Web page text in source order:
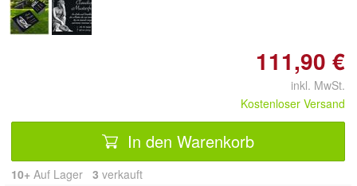
111,90 €
inkl. MwSt.
Kostenloser Versand
In den Warenkorb
10+ Auf Lager 3 verkauft